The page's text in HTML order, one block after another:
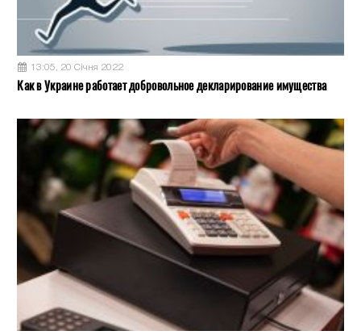
13:05, 20 Січня 2022
Как в Украине работает добровольное декларирование имущества